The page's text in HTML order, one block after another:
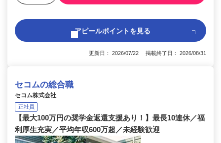
アピールポイントを見る
更新日： 2026/07/22 掲載終了日： 2026/08/31
セコムの総合職
セコム株式会社
正社員
【最大100万円の奨学金返還支援あり！】最長10連休／福
利厚生充実／平均年収600万超／未経験歓迎